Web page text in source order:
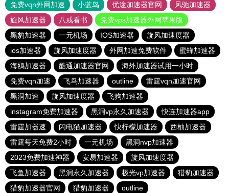
免费vqn外网加速
小蓝鸟 优途加速器官网
风驰加速器
旋风加速器
八戒看书
免费vps加速器外网苹果版
黑豹加速器
一元机场 IOS加速器
旋风加速度器
ios加速器
旋风加速度器 外网加速免费软件
蜜蜂加速器
海鸥加速器
酷通加速器官网
海外加速器试用一小时
免费vqn加速
飞鸟加速器 outline
雷霆vqn加速官网
黑洞加速
旋风加速度器
飞狗加速器
instagram免费加速器
黑洞vp永久加速器
快连加速器app
雷霆加器速
闪电猫加速器 快柠檬加速器
西柚加速器
雷霆每天免费2小时
一元机场
黑洞nvp加速器
2023免费加速神器
安易加速器
旋风加速度器
飞鱼加速器
黑洞永久加速器 极光vp加速器
猎豹加速器
猎豹加速器官网
猎豹加速器 outline